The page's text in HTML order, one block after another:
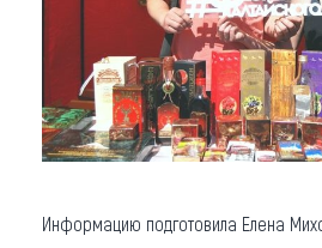
Информацию подготовила Елена